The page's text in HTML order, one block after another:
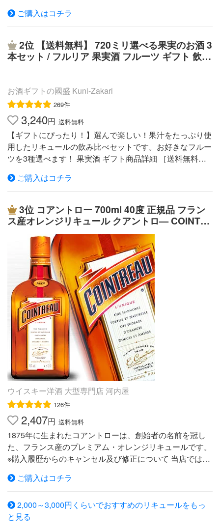
ナンネル社 【E】キュラソー【青】 シンデレラのガラス
の靴をイメージしたかわいいボトル。 キュラソーの爽や
かな香りと鮮やかなブルーの色合いが特徴です。 ■フルー
ツ系リキュール ■名称：シンデレラ シュー ウォッカ キュ
ラソー ■内容量：350ml ■アルコール度数：15度 ■メーカ
ラスの靴をイメージしたかわいいボトル。 カシスのリキ
ュールを詰め、エレガントな雰囲気に。 ■フルーツ系リキ
ュール ■名称：シンデレラ シュー ウォッカ レッドカシス
■内容量：350ml ■アルコール度数：16度 ■メーカー：ナ
ンネル社 【G】メロン【白】 シンデレラのガラスの靴を
イメージしたかわいいボトル。 ウォッカベースにメロン
の風味を配合して作られた1本。 ■フルーツ系リキュール
ml ■アルコール度数：15度 ■メーカー：ナンネル社 名
入れのデザインについて 書体について スタッフより
店長 土川 当店の名入れの彫刻は、大切な方への贈り
物にぴったりです。 何かご要望があればお伝え下さ
い！！ 出来る限りご対応させて頂きます。 職人 小宮 贈
られた方に残しておきたいと思ってもらえるように、お客
様の想いを考えながら彫刻しています。 スタッフ 佐
藤 当店の商品は全てギフト商品となっておりますので、
全ての商品をラッピングしてお届け致しております。通常
ラッピングは無料ですが、1つ1つ丁寧にラッピングしてい
ます。 ラッピングについて 無料オプションについて 配送
について 完成写真サービスについて
ご購入はコチラ
2位
【送料無料】 720ミリ選べる果実のお酒 3
本セット / フルリア 果実酒 フルーツ ギフト 飲み
誕生日 お歳暮 お酒 セット プレゼント 包装 ラッ
ピング 熨斗 メッセージ
お酒ギフトの國盛 Kuni-Zakari
269件
3,240円 送料無料
【ギフトにぴったり！】選んで楽しい！果汁をたっぷり使
用したリキュールの飲み比べセットです。お好きなフルー
ツを3種選べます！ 果実酒 ギフト商品詳細 ［送料無料］7
なし、ざくろ、和柑橘、いちご、マンゴー、パイン、マス
カットのお酒飲み比べセット 蔵元直送 果汁たっぷり 果実
たっぷりの贅沢感。11種から3本選んで楽しい飲み比べセ
ットです。 商品情報 【容量】720ml×3本 【原材料】 みか
んのお酒 みかん（国産）、パッションフルーツ、醸造ア
ルコール、糖類 りんごのお酒 りんご（国産）、レモン、
果実酒、醸造アルコール、糖類／香料、酸化防止剤（ビタ
ミンC）、酸味料 ぶどうのお酒 ぶどう（アメリカ産、国
産）、レモン、醸造アルコール、糖類／香料 もものお酒
もも（国産）、レモン、醸造アルコール、糖類／香料、酸
味料、酸化防止剤（ビタミンC） なしのお酒 なし（国
産）、レモン、醸造アルコール、糖類／香料（りんご由
来）、酸化防止剤（ビタミンC） いちごのお酒 いちご
（輸入、国産）、レモン、醸造アルコール、糖類／香料、
野菜色素 ミックスのお酒 はっさく（国産）、夏みかん、
清見（オレンジ）、ゆず、すだち、れもん、醸造アルコー
ル、糖類 ざくろのお酒 ざくろ果汁（イスラエル製造、イ
ラン製造）、レモン、醸造アルコール、糖類／香料、野菜
色素 マンゴーのお酒 マンゴー果汁(イスラエル製造)、パッ
ションフルーツ果汁、醸造アルコール、糖類／酸味料、香
料 パインのお酒 パインアップル（コスタリカ産）、レモ
ン、醸造アルコール、糖類 / 香料料 マスカットのお酒 ぶ
どう果汁（アルゼンチン製造又はオーストリア製造）、レ
モン果汁、醸造アルコール、糖類 / 香料※ぶどう果汁の製
造地は過去1年間の使用実績順 【アルコール分】7％ 【製
造者】 中埜酒造株式会社 愛知県半田市東本町2丁目24番
地 ---------------＜様々なギフト・用途におススメで
す。＞--------------- 御正月 お正月 正月 御年賀 お年賀 御年
始 年始挨拶 母の日 父の日 御中元 お中元 夏ギフト 暑中見
舞い 暑中お見舞い 初盆 お盆 お供え お彼岸 残暑見舞い 残
ご購入はコチラ
3位 コアントロー 700ml 40度 正規品 フラン
ス産オレンジリキュール クアントロ— COINTR
EAU France Orange liqueur ホワイトキュラソ
ー White Curacao kawahc お礼 御礼 ホワイト
デー贈って喜ばれるプレゼント ギフト プチギフ
トにオススメ
ウイスキー洋酒 大型専門店 河内屋
126件
2,407円 送料無料
1875年に生まれたコアントローは、創始者の名前を冠し
た、フランス産のプレミアム・オレンジリキュールです。
※購入履歴からのキャンセル及び修正について 当店では楽
グによって、お客様自身での購入履歴からのキャンセル、
修正を受け付けることができませんので再度、ご注文内容
に間違いがないことをご確認の上、決済されることをお勧
めいたします。「コアントロー」は、オレンジの果皮から
ご購入はコチラ
2,000～3,000円くらいでおすすめのリキュールをもっ
と見る